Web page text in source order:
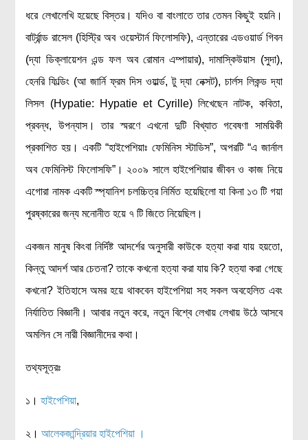
ধরে লেখালেখি হয়েছে বিস্তর। যদিও বা বাংলাতে তার তেমন কিছুই হয়নি।
বার্ট্রান্ড রাসেল (হিস্ট্রি অব ওয়েস্টার্ন ফিলোসফি), এন্তারের এডওয়ার্ড গিবন
(দ্যা ডিক্লায়েশন এন্ড ফল অব রোমান এম্পায়ার), দামাস্কিউয়াস (সুদা),
হেনরি ফিল্ডিং (আ জার্নি ফ্রম দিস ওয়ার্ল্ড, টু দ্যা নেক্সট), চার্লস লিকন্ড দ্যা
লিসল (Hypatie: Hypatie et Cyrille) লিখেছেন নাটক, কবিতা,
প্রবন্ধ, উপন্যাস। তার স্মরণে এখনো দুটি বিখ্যাত গবেষণা সাময়িকী
প্রকাশিত হয়। একটি “হাইপেশিয়াঃ ফেমিনিস স্টাডিস”, অপরটি “এ জার্নাল
অব ফেমিনিস্ট ফিলোসফি”। ২০০৯ সালে হাইপেশিয়ার জীবন ও কাজ নিয়ে
এগোরা নামক একটি স্প্যানিশ চলচ্চিত্র নির্মিত হয়েছিলো যা কিনা ১৩ টি গয়া
পুরষ্কারের জন্য মনোনীত হয়ে ৭ টি জিতে নিয়েছিল।
একজন মানুষ কিংবা নির্দিষ্ট আদর্শের অনুসারী কাউকে হত্যা করা যায় হয়তো,
কিন্তু আদর্শ আর চেতনা? তাকে কখনো হত্যা করা যায় কি? হত্যা করা গেছে
কখনো? ইতিহাসে অমর হয়ে থাকবেন হাইপেশিয়া সহ সকল অবহেলিত এবং
নির্যাতিত বিজ্ঞানী। আবার নতুন করে, নতুন বিশ্বে লেখায় লেখায় উঠে আসবে
অমলিন সে নারী বিজ্ঞানীদের কথা।
তথ্যসূত্রঃ
১।হাইপেশিয়া,
২।আলেকজান্দ্রিয়ার হাইপেশিয়া ।